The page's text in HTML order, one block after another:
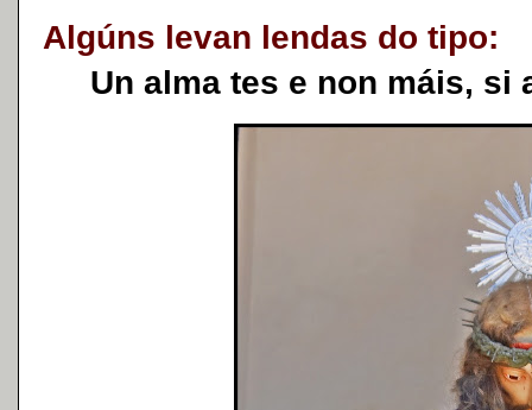
Algúns levan lendas do tipo:
Un alma tes e non máis, si